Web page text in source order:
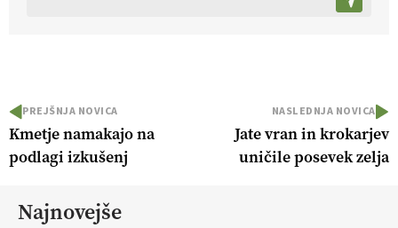
PREJŠNJA NOVICA
Kmetje namakajo na
podlagi izkušenj
NASLEDNJA NOVICA
Jate vran in krokarjev
uničile posevek zelja
Najnovejše